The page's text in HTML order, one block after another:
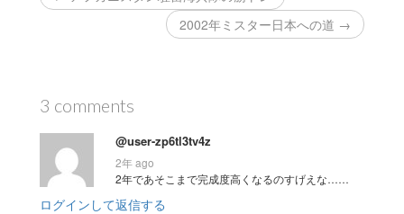
2002年ミスター日本への道 →
3 comments
@user-zp6tl3tv4z
2年 ago
2年であそこまで完成度高くなるのすげえな……
ログインして返信する